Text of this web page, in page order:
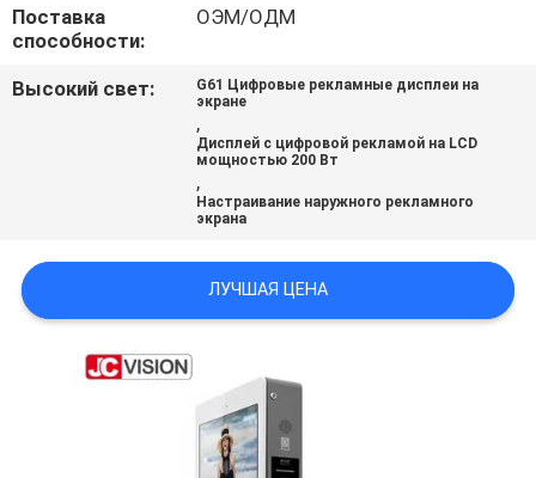
ЗАПРОСИТЕ
ПОЛИТИКА
КОНФИДЕНЦИАЛЬНОСТИ
Поставка
способности:
ОЭМ/ОДМ
Высокий свет:
G61 Цифровые рекламные дисплеи на
экране
,
Дисплей с цифровой рекламой на LCD
мощностью 200 Вт
,
Настраивание наружного рекламного
экрана
ЛУЧШАЯ ЦЕНА